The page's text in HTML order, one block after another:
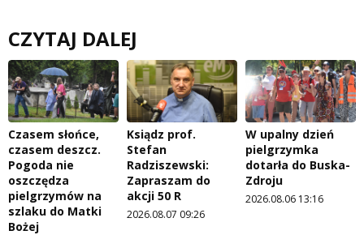
CZYTAJ DALEJ
Czasem słońce,
czasem deszcz.
Pogoda nie
oszczędza
pielgrzymów na
szlaku do Matki
Bożej
Ksiądz prof.
Stefan
Radziszewski:
Zapraszam do
akcji 50 R
2026.08.07 09:26
W upalny dzień
pielgrzymka
dotarła do Buska-
Zdroju
2026.08.06 13:16